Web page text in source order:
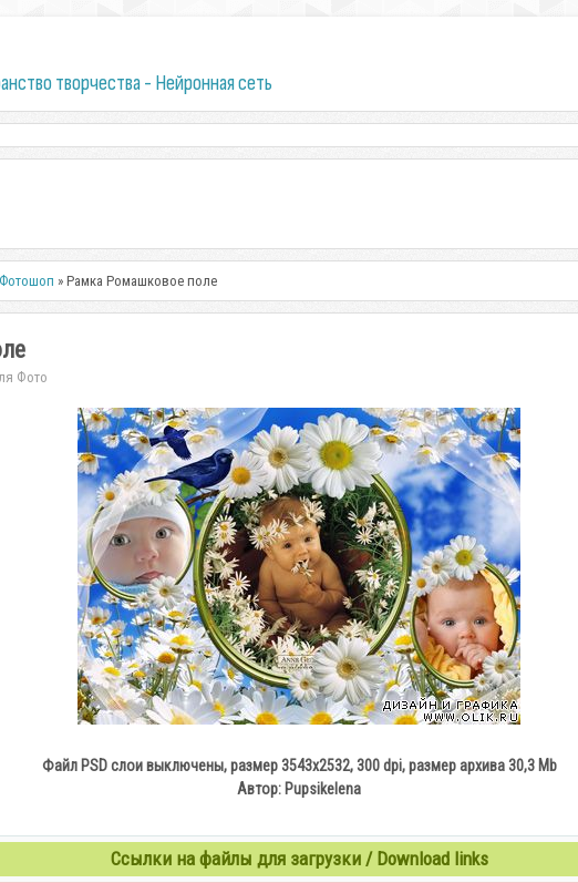
творчества - Нейронная сеть
» Рамка Ромашковое поле
Фото
Файл PSD слои выключены, размер 3543х2532, 300 dpi, размер архива 30,3 Mb
Автор: Pupsikelena
Ссылки на файлы для загрузки / Download links